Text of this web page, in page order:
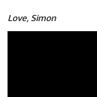
Love, Simon